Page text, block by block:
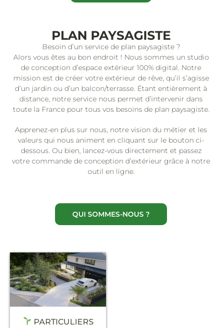
PLAN PAYSAGISTE
Besoin d’un service de plan paysagiste ?
Alors vous êtes au bon endroit ! Nous sommes un studio
de conception d’espace extérieur 100% digital. Notre
mission est de créer votre extérieur de rêve, qu’il s’agisse
d’un jardin ou d’un balcon/terrasse. Étant entièrement à
distance, notre service nous permet d’intervenir dans
toute la France pour tous vos besoins de plan paysagiste.
Apprenez-en plus sur nous, notre vision du métier et les
valeurs qui nous animent en cliquant sur le bouton ci-
dessous. Ou bien, lancez-vous directement et passez
votre commande de conception d’extérieur grâce à notre
outil en ligne.
QUI SOMMES-NOUS ?
PARTICULIERS